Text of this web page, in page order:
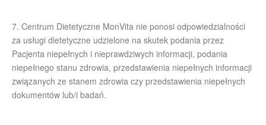
7. Centrum Dietetyczne MonVita nie ponosi odpowiedzialności
za usługi dietetyczne udzielone na skutek podania przez
Pacjenta niepełnych i nieprawdziwych informacji, podania
niepełnego stanu zdrowia, przedstawienia niepełnych informacji
związanych ze stanem zdrowia czy przedstawienia niepełnych
dokumentów lub/i badań.